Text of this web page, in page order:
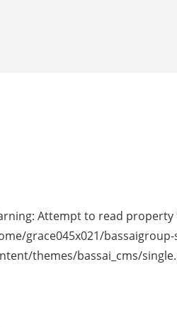
: Attempt to read
grace045x021/
themes/bassai_cms/